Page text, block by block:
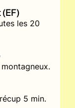
les 20
5 min.